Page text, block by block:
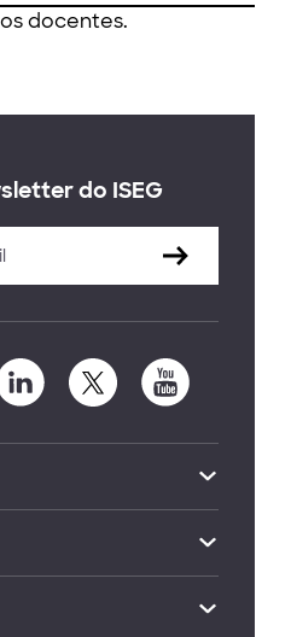
docentes.
do ISEG